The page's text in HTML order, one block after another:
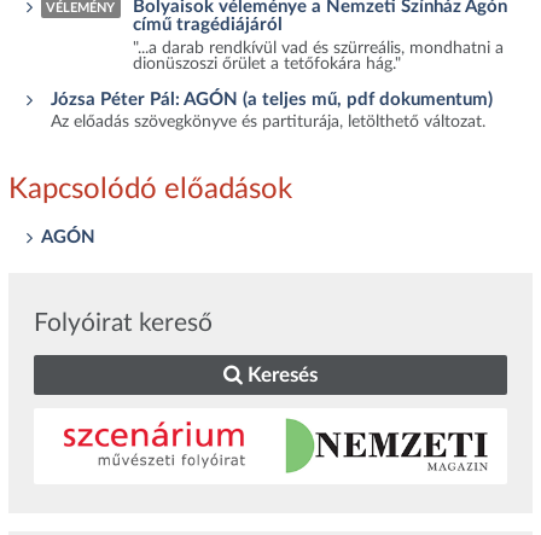
VÉLEMÉNY
Bolyaisok véleménye a Nemzeti Színház Agón
című tragédiájáról
"...a darab rendkívül vad és szürreális, mondhatni a
dionüszoszi őrület a tetőfokára hág."
Józsa Péter Pál: AGÓN (a teljes mű, pdf dokumentum)
Az előadás szövegkönyve és partiturája, letölthető változat.
Kapcsolódó előadások
AGÓN
Folyóirat kereső
Keresés